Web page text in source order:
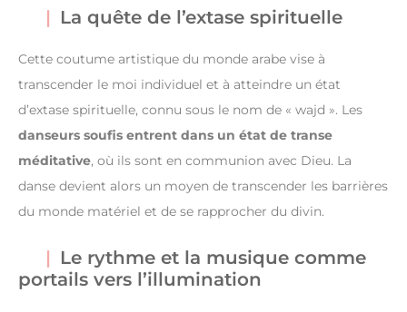
La quête de l’extase spirituelle
Cette coutume artistique du monde arabe vise à
transcender le moi individuel et à atteindre un état
d’extase spirituelle, connu sous le nom de « wajd ». Les
danseurs soufis entrent dans un état de transe
méditative, où ils sont en communion avec Dieu. La
danse devient alors un moyen de transcender les barrières
du monde matériel et de se rapprocher du divin.
Le rythme et la musique comme
portails vers l’illumination